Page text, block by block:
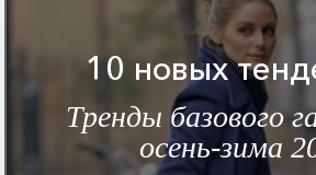
10 новых
Тренды базового
осень-зима